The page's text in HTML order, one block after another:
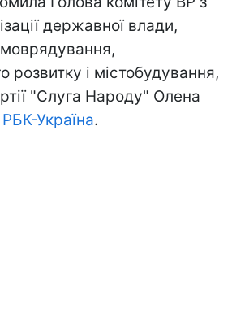
державної влади,
розвитку і містобудування,
"Слуга Народу" Олена
РБК-Україна.